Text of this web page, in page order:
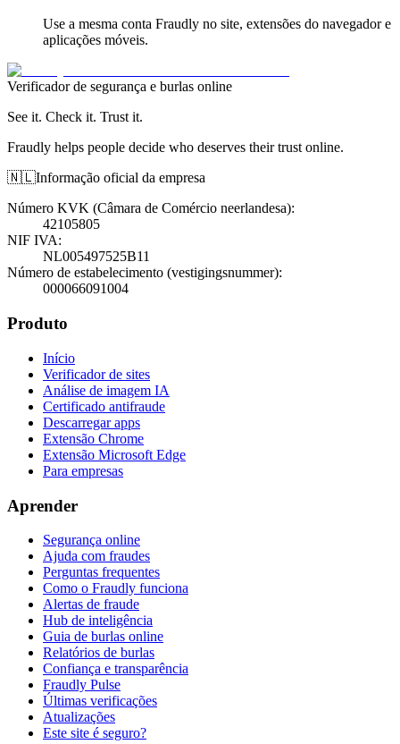
Use a mesma conta Fraudly no site, extensões do navegador e
aplicações móveis.
Verificador de segurança e burlas online
See it. Check it. Trust it.
Fraudly helps people decide who deserves their trust online.
🇳🇱Informação oficial da empresa
Número KVK (Câmara de Comércio neerlandesa):
42105805
NIF IVA:
NL005497525B11
Número de estabelecimento (vestigingsnummer):
000066091004
Produto
Início
Verificador de sites
Análise de imagem IA
Certificado antifraude
Descarregar apps
Extensão Chrome
Extensão Microsoft Edge
Para empresas
Aprender
Segurança online
Ajuda com fraudes
Perguntas frequentes
Como o Fraudly funciona
Alertas de fraude
Hub de inteligência
Guia de burlas online
Relatórios de burlas
Confiança e transparência
Fraudly Pulse
Últimas verificações
Atualizações
Este site é seguro?